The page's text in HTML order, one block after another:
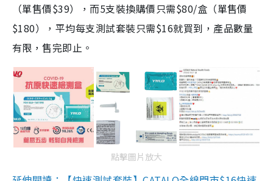
（單售價$39），而5支裝換購價只需$80/盒（單售價
$180），平均每支測試套裝只需$16就買到，產品數量
有限，售完即止。
點擊圖片放大